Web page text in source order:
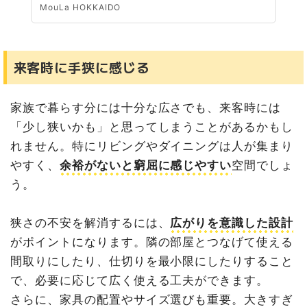
MouLa HOKKAIDO
来客時に手狭に感じる
家族で暮らす分には十分な広さでも、来客時には
「少し狭いかも」と思ってしまうことがあるかもし
れません。特にリビングやダイニングは人が集まり
やすく、 余裕がないと窮屈に感じやすい空間でしょ
う。
狭さの不安を解消するには、 広がりを意識した設計
がポイントになります。隣の部屋とつなげて使える
間取りにしたり、仕切りを最小限にしたりすること
で、必要に応じて広く使える工夫ができます。
さらに、家具の配置やサイズ選びも重要。大きすぎ